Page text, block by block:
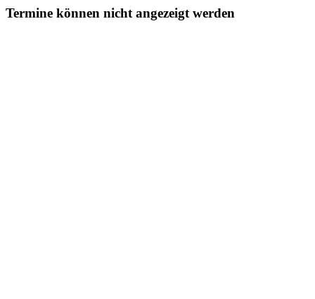
Termine können nicht angezeigt werden